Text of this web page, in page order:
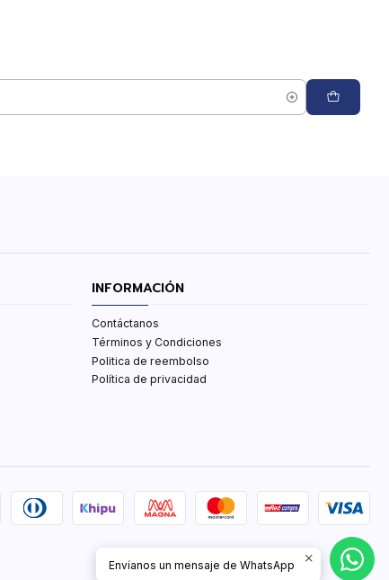
INFORMACIÓN
Contáctanos
Términos y Condiciones
Politica de reembolso
Política de privacidad
Envíanos un mensaje de WhatsApp